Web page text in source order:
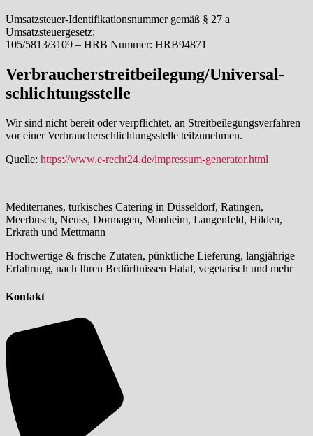
Umsatzsteuer-Identifikationsnummer gemäß § 27 a
Umsatzsteuergesetz:
105/5813/3109 – HRB Nummer: HRB94871
Verbraucher­streit­beilegung/Universal­
schlichtungs­stelle
Wir sind nicht bereit oder verpflichtet, an Streitbeilegungsverfahren
vor einer Verbraucherschlichtungsstelle teilzunehmen.
Quelle: https://www.e-recht24.de/impressum-generator.html
Mediterranes, türkisches Catering in Düsseldorf, Ratingen,
Meerbusch, Neuss, Dormagen, Monheim, Langenfeld, Hilden,
Erkrath und Mettmann
Hochwertige & frische Zutaten, pünktliche Lieferung, langjährige
Erfahrung, nach Ihren Bedürftnissen Halal, vegetarisch und mehr
Kontakt